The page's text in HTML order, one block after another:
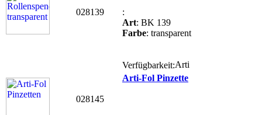
028139
:
Art: BK 139
Farbe: transparent
Verfügbarkeit:
028145
Arti-Fol Pinzette